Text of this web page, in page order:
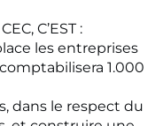
C’EST :
les entreprises
1.000
dans le respect du